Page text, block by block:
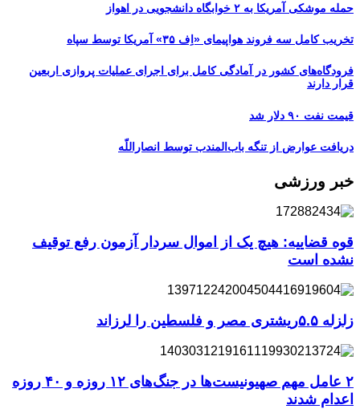
حمله موشکی آمریکا به ۲ خوابگاه دانشجویی در اهواز
تخریب کامل سه فروند هواپیمای «اِف ۳۵» آمریکا توسط سپاه
فرودگاه‌های کشور در آمادگی کامل برای اجرای عملیات پروازی اربعین
قرار دارند
قیمت نفت ۹۰ دلار شد
دریافت عوارض از تنگه باب‌المندب توسط انصاراللّه
خبر ورزشی
قوه قضاییه: هیچ یک از اموال سردار آزمون رفع توقیف
نشده است
زلزله ۵.۵ریشتری مصر و فلسطین را لرزاند
۲ عامل مهم صهیونیست‌ها در جنگ‌های ۱۲ روزه و ۴۰ روزه
اعدام شدند